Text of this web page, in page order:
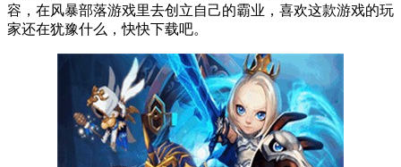
容，在风暴部落游戏里去创立自己的霸业，喜欢这款游戏的玩
家还在犹豫什么，快快下载吧。